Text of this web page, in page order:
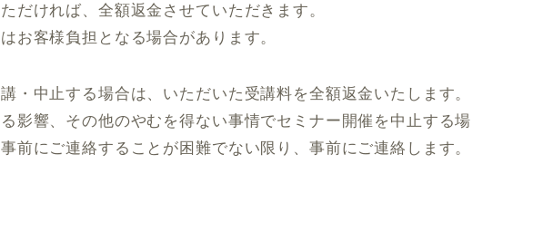
だければ、全額返金させていただきます。
お客様負担となる場合があります。
・中止する場合は、いただいた受講料を全額返金いたします。
影響、その他のやむを得ない事情でセミナー開催を中止する場
前にご連絡することが困難でない限り、事前にご連絡します。